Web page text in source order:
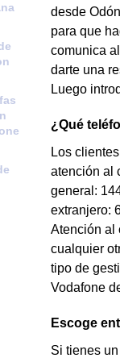
desde
para que
comunica
darte una
Luego
¿Qué
Los
atención al
general:
extranjero:
Atención al
cualquier
tipo de
Vodafone
Escoge
Si tienes